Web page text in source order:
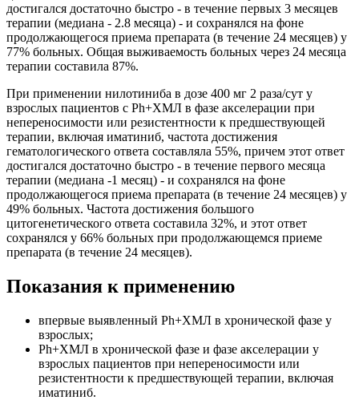
достигался достаточно быстро - в течение первых 3 месяцев
терапии (медиана - 2.8 месяца) - и сохранялся на фоне
продолжающегося приема препарата (в течение 24 месяцев) у
77% больных. Общая выживаемость больных через 24 месяца
терапии составила 87%.
При применении нилотиниба в дозе 400 мг 2 раза/сут у
взрослых пациентов с Ph+ХМЛ в фазе акселерации при
непереносимости или резистентности к предшествующей
терапии, включая иматиниб, частота достижения
гематологического ответа составляла 55%, причем этот ответ
достигался достаточно быстро - в течение первого месяца
терапии (медиана -1 месяц) - и сохранялся на фоне
продолжающегося приема препарата (в течение 24 месяцев) у
49% больных. Частота достижения большого
цитогенетического ответа составила 32%, и этот ответ
сохранялся у 66% больных при продолжающемся приеме
препарата (в течение 24 месяцев).
Показания к применению
впервые выявленный Ph+XMЛ в хронической фазе у
взрослых;
Ph+XMЛ в хронической фазе и фазе акселерации у
взрослых пациентов при непереносимости или
резистентности к предшествующей терапии, включая
иматиниб.